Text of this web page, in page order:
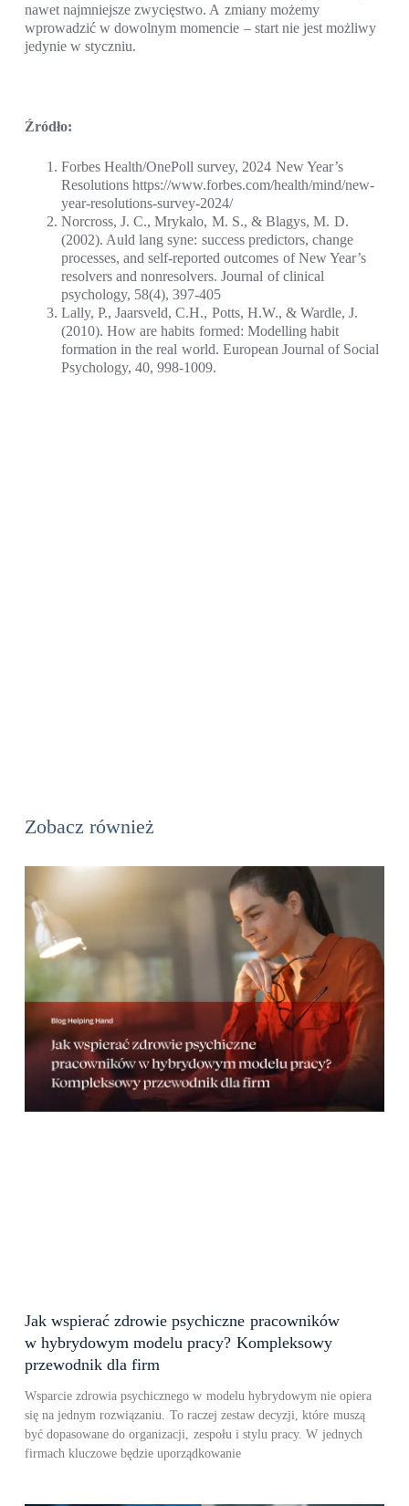
nawet najmniejsze zwycięstwo. A zmiany możemy
wprowadzić w dowolnym momencie – start nie jest możliwy
jedynie w styczniu.
Źródło:
Forbes Health/OnePoll survey, 2024 New Year’s
Resolutions https://www.forbes.com/health/mind/new-
year-resolutions-survey-2024/
Norcross, J. C., Mrykalo, M. S., & Blagys, M. D.
(2002). Auld lang syne: success predictors, change
processes, and self-reported outcomes of New Year’s
resolvers and nonresolvers. Journal of clinical
psychology, 58(4), 397-405
Lally, P., Jaarsveld, C.H., Potts, H.W., & Wardle, J.
(2010). How are habits formed: Modelling habit
formation in the real world. European Journal of Social
Psychology, 40, 998-1009.
Zobacz również
Jak wspierać zdrowie psychiczne pracowników
w hybrydowym modelu pracy? Kompleksowy
przewodnik dla firm
Wsparcie zdrowia psychicznego w modelu hybrydowym nie opiera
się na jednym rozwiązaniu. To raczej zestaw decyzji, które muszą
być dopasowane do organizacji, zespołu i stylu pracy. W jednych
firmach kluczowe będzie uporządkowanie